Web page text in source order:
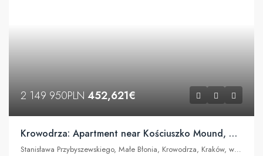
2 149 950PLN 452,621€
Krowodrza: Apartment near Kościuszko Mound, Błonia, Wolski Forest
Stanisława Przybyszewskiego, Małe Błonia, Krowodrza, Kraków, województwo małopolskie, 30-133, Polska